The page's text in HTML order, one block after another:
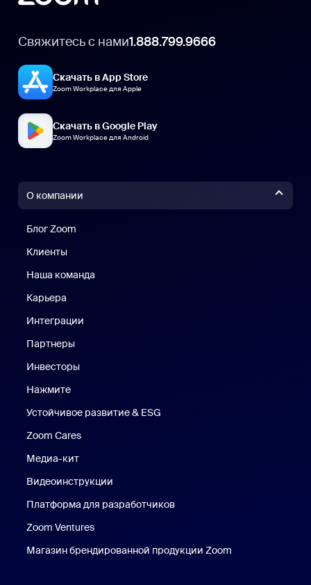
Свяжитесь с нами1.888.799.9666
Скачать в App Store
Zoom Workplace для Apple
Скачать в Google Play
Zoom Workplace для Android
О компании
Блог Zoom
Клиенты
Наша команда
Карьера
Интеграции
Партнеры
Инвесторы
Нажмите
Устойчивое развитие & ESG
Zoom Cares
Медиа-кит
Видеоинструкции
Платформа для разработчиков
Zoom Ventures
Магазин брендированной продукции Zoom